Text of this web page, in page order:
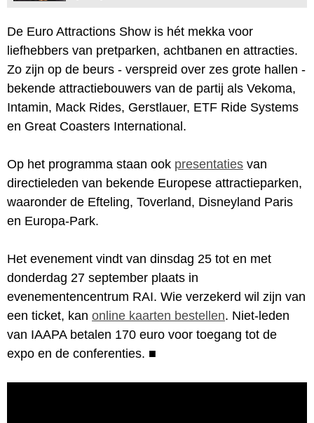
De Euro Attractions Show is hét mekka voor
liefhebbers van pretparken, achtbanen en attracties.
Zo zijn op de beurs - verspreid over zes grote hallen -
bekende attractiebouwers van de partij als Vekoma,
Intamin, Mack Rides, Gerstlauer, ETF Ride Systems
en Great Coasters International.
Op het programma staan ook presentaties van
directieleden van bekende Europese attractieparken,
waaronder de Efteling, Toverland, Disneyland Paris
en Europa-Park.
Het evenement vindt van dinsdag 25 tot en met
donderdag 27 september plaats in
evenementencentrum RAI. Wie verzekerd wil zijn van
een ticket, kan online kaarten bestellen. Niet-leden
van IAAPA betalen 170 euro voor toegang tot de
expo en de conferenties. ■